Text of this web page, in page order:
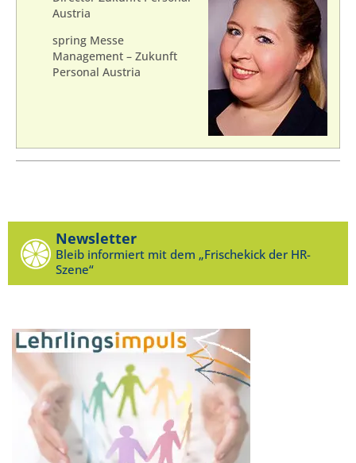
Austria
spring Messe
Management – Zukunft
Personal Austria
Newsletter
Bleib informiert mit dem „Frischekick der HR-
Szene“